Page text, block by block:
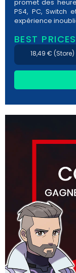
promet des
PS4, PC, Switch
expérience
BEST PRICES
18,49 € (Store)